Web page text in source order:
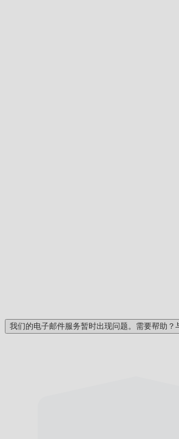
我们的电子邮件服务暂时出现问题。需要帮助？